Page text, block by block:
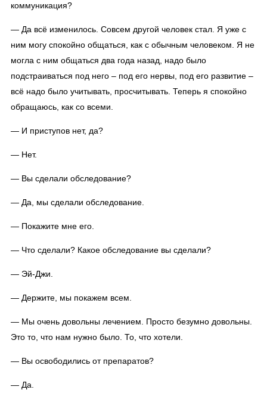
коммуникация?
— Да всё изменилось. Совсем другой человек стал. Я уже с
ним могу спокойно общаться, как с обычным человеком. Я не
могла с ним общаться два года назад, надо было
подстраиваться под него – под его нервы, под его развитие –
всё надо было учитывать, просчитывать. Теперь я спокойно
обращаюсь, как со всеми.
— И приступов нет, да?
— Нет.
— Вы сделали обследование?
— Да, мы сделали обследование.
— Покажите мне его.
— Что сделали? Какое обследование вы сделали?
— Эй-Джи.
— Держите, мы покажем всем.
— Мы очень довольны лечением. Просто безумно довольны.
Это то, что нам нужно было. То, что хотели.
— Вы освободились от препаратов?
— Да.